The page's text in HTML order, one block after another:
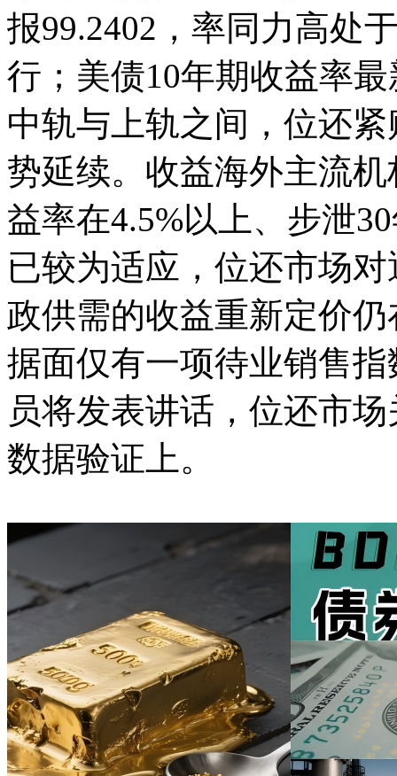
报99.2402，率同力高处
行；美债10年期收益率
中轨与上轨之间，位还
势延续。收益海外主流
益率在4.5%以上、步泄
已较为适应，位还市场
政供需的收益重新定价
据面仅有一项待业销售
员将发表讲话，位还市
数据验证上。